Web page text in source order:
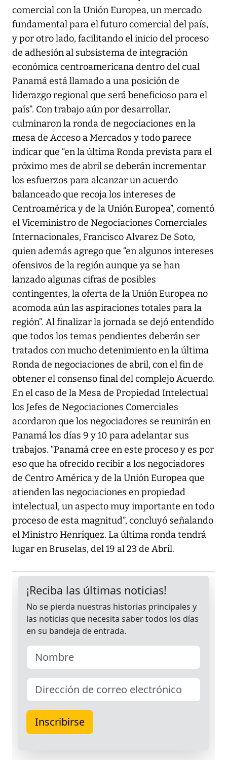
comercial con la Unión Europea, un mercado
fundamental para el futuro comercial del país,
y por otro lado, facilitando el inicio del proceso
de adhesión al subsistema de integración
económica centroamericana dentro del cual
Panamá está llamado a una posición de
liderazgo regional que será beneficioso para el
país”. Con trabajo aún por desarrollar,
culminaron la ronda de negociaciones en la
mesa de Acceso a Mercados y todo parece
indicar que “en la última Ronda prevista para el
próximo mes de abril se deberán incrementar
los esfuerzos para alcanzar un acuerdo
balanceado que recoja los intereses de
Centroamérica y de la Unión Europea”, comentó
el Viceministro de Negociaciones Comerciales
Internacionales, Francisco Alvarez De Soto,
quien además agrego que “en algunos intereses
ofensivos de la región aunque ya se han
lanzado algunas cifras de posibles
contingentes, la oferta de la Unión Europea no
acomoda aún las aspiraciones totales para la
región”. Al finalizar la jornada se dejó entendido
que todos los temas pendientes deberán ser
tratados con mucho detenimiento en la última
Ronda de negociaciones de abril, con el fin de
obtener el consenso final del complejo Acuerdo.
En el caso de la Mesa de Propiedad Intelectual
los Jefes de Negociaciones Comerciales
acordaron que los negociadores se reunirán en
Panamá los días 9 y 10 para adelantar sus
trabajos. “Panamá cree en este proceso y es por
eso que ha ofrecido recibir a los negociadores
de Centro América y de la Unión Europea que
atienden las negociaciones en propiedad
intelectual, un aspecto muy importante en todo
proceso de esta magnitud”, concluyó señalando
el Ministro Henríquez. La última ronda tendrá
lugar en Bruselas, del 19 al 23 de Abril.